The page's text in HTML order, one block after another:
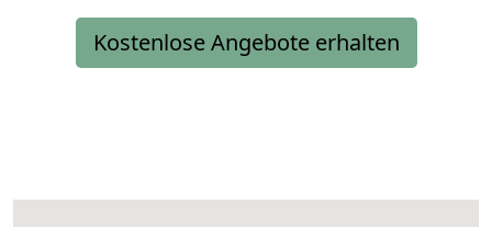
Kostenlose Angebote erhalten